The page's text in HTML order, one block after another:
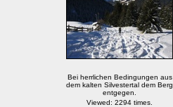
Bei herrlichen Bedingungen aus
dem kalten Silvestertal dem Berg
entgegen.
Viewed: 2294 times.